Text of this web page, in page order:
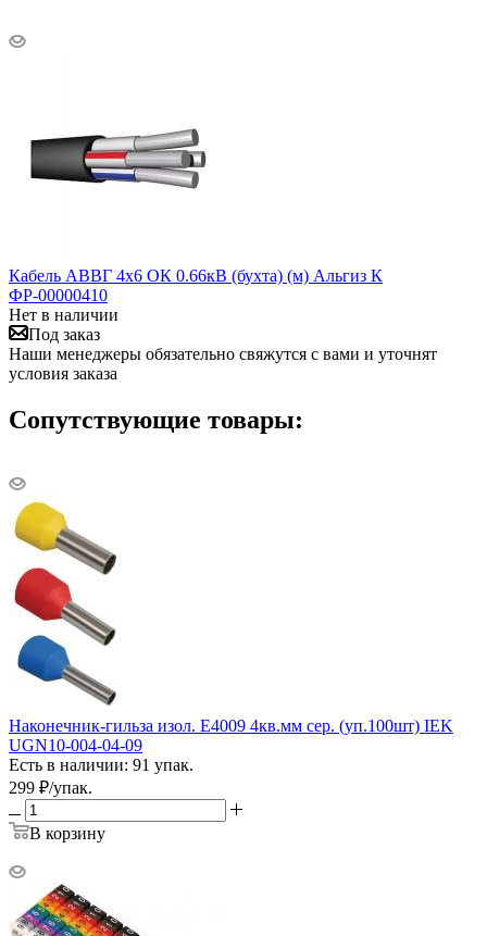
Кабель АВВГ 4х6 ОК 0.66кВ (бухта) (м) Альгиз К
ФР-00000410
Нет в наличии
Под заказ
Наши менеджеры обязательно свяжутся с вами и уточнят
условия заказа
Сопутствующие товары:
Наконечник-гильза изол. Е4009 4кв.мм сер. (уп.100шт) IEK
UGN10-004-04-09
Есть в наличии: 91 упак.
299 ₽/упак.
В корзину